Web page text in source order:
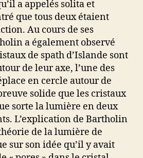
a appelés solita et
que tous deux étaient
Au cours de ses
a également observé
de spath d’Islande sont
de leur axe, l’une des
en cercle autour de
solide que les cristaux
sorte la lumière en deux
L’explication de Bartholin
de la lumière de
sur son idée qu’il y avait